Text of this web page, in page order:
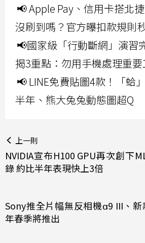
📢 Apple Pay、信用卡搭北
沒刷到嗎？官方曝扣款規則
📢國家級「行動斷網」演習
揭3重點：勿用手機處理重
📢 LINE免費貼圖4款！「蛤
半年、熊大兔兔動態圖超Q
上一則
NVIDIA宣布H100 GPU再次創下
錄 約比半年表現快上3倍
Sony推全片幅無反相機α9 III、
年春季將推出